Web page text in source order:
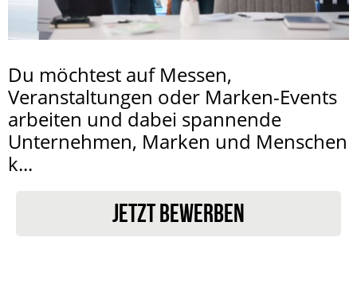
Du möchtest auf Messen,
Veranstaltungen oder Marken-Events
arbeiten und dabei spannende
Unternehmen, Marken und Menschen
k...
JETZT BEWERBEN